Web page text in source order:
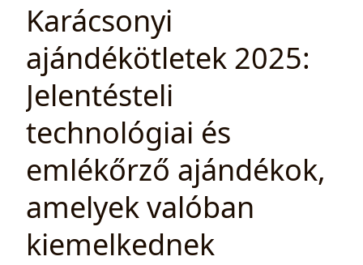
Karácsonyi
ajándékötletek 2025:
Jelentésteli
technológiai és
emlékőrző ajándékok,
amelyek valóban
kiemelkednek